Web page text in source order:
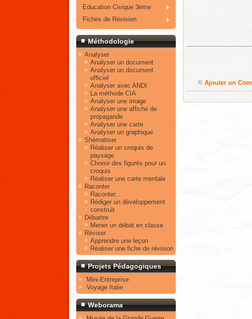
Education Civique 3ème
Fiches de Révision
Méthodologie
Analyser
Analyser un document
Analyser un document
officiel
Analyser avec ANDI
La méthode CIA
Analyser une image
Analyser une affiche de
propagande
Analyser une carte
Analyser un graphique
Shématiser
Réaliser un croquis de
paysage
Choisir des figurés pour un
croquis
Réaliser une carte mentale
Raconter
Raconter...
Rédiger un développement
construit
Débattre
Mener un débat en classe
Réviser
Apprendre une leçon
Réaliser une fiche de révision
Projets Pédagogiques
Mini-Entreprise
Voyage Italie
Weborama
Ajouter un